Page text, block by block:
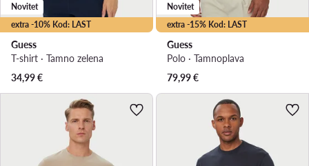
extra -10% Kod: LAST
Novitet
Guess
T-shirt · Tamno zelena
34,99€
extra -15% Kod: LAST
Novitet
Guess
Polo · Tamnoplava
79,99€